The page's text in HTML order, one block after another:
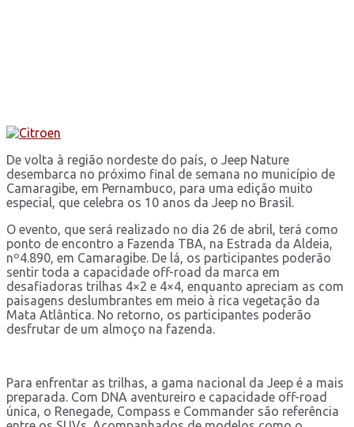
De volta à região nordeste do país, o Jeep Nature
desembarca no próximo final de semana no município de
Camaragibe, em Pernambuco, para uma edição muito
especial, que celebra os 10 anos da Jeep no Brasil.
O evento, que será realizado no dia 26 de abril, terá como
ponto de encontro a Fazenda TBA, na Estrada da Aldeia,
nº4.890, em Camaragibe. De lá, os participantes poderão
sentir toda a capacidade off-road da marca em
desafiadoras trilhas 4×2 e 4×4, enquanto apreciam as com
paisagens deslumbrantes em meio à rica vegetação da
Mata Atlântica. No retorno, os participantes poderão
desfrutar de um almoço na fazenda.
Para enfrentar as trilhas, a gama nacional da Jeep é a mais
preparada. Com DNA aventureiro e capacidade off-road
única, o Renegade, Compass e Commander são referência